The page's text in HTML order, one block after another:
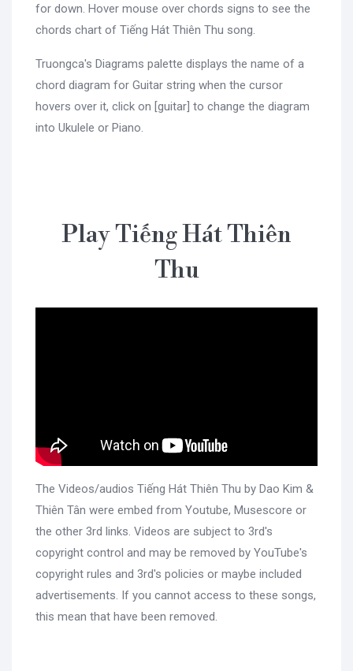
for down. Hover mouse over chords signs to see the
chords chart of Tiếng Hát Thiên Thu song.
Truongca's Diagrams palette displays the name of a
chord diagram for Guitar string when the cursor
hovers over it, click on [guitar] to change the diagram
into Ukulele or Piano.
Play Tiếng Hát Thiên
Thu
The Videos/audios Tiếng Hát Thiên Thu by Dao Kim &
Thiên Tân were embed from Youtube, Musescore or
the other 3rd links. Videos are subject to 3rd's
copyright control and may be removed by YouTube's
copyright rules and 3rd's policies or maybe included
advertisements. If you cannot access to these songs,
this mean that have been removed.